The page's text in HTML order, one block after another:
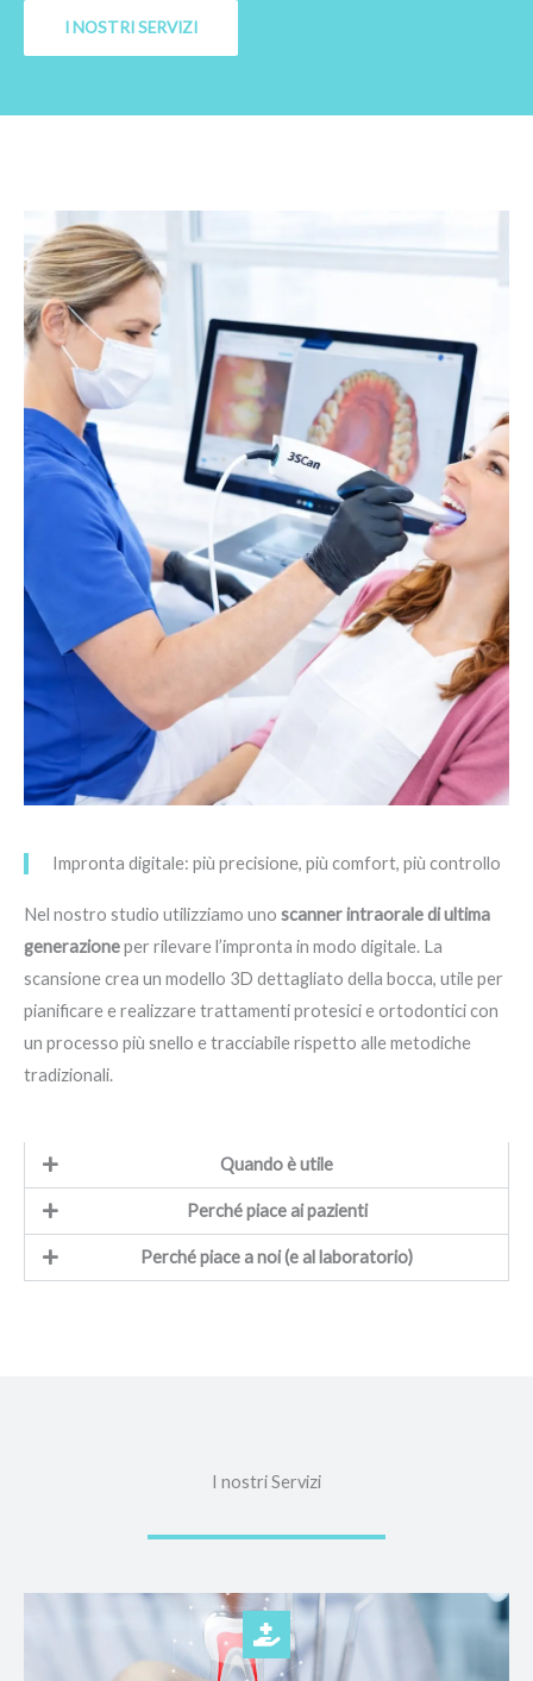
I NOSTRI SERVIZI
Impronta digitale: più precisione, più comfort, più controllo
Nel nostro studio utilizziamo uno scanner intraorale di ultima
generazioneper rilevare l’impronta in modo digitale. La
scansione crea un modello 3D dettagliato della bocca, utile per
pianificare e realizzare trattamenti protesici e ortodontici con
un processo più snello e tracciabile rispetto alle metodiche
tradizionali.
Quando è utile
Perché piace ai pazienti
Perché piace a noi (e al laboratorio)
I nostri Servizi